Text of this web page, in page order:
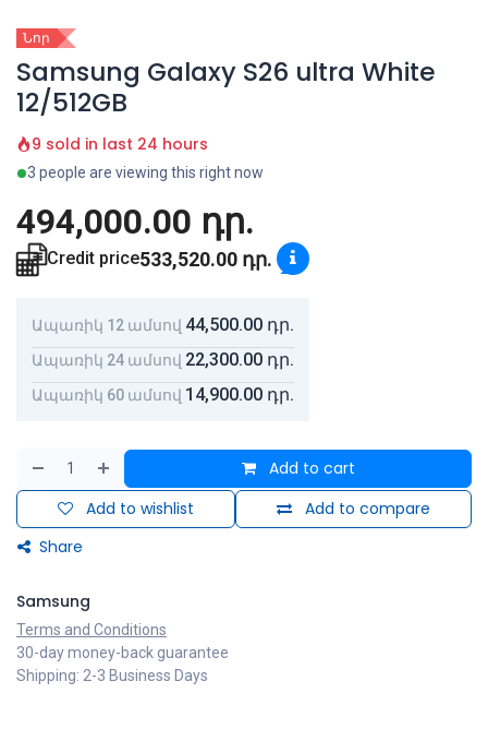
Նոր
Samsung Galaxy S26 ultra White
12/512GB
9 sold in last 24 hours
3 people are viewing this right now
494,000.00 դր.
Credit price533,520.00 դր.
Ապառիկ 12 ամսով 44,500.00 դր.
Ապառիկ 24 ամսով 22,300.00 դր.
Ապառիկ 60 ամսով 14,900.00 դր.
Add to cart
Add to compare
Add to wishlist
Share
Samsung
Terms and Conditions
30-day money-back guarantee
Shipping: 2-3 Business Days